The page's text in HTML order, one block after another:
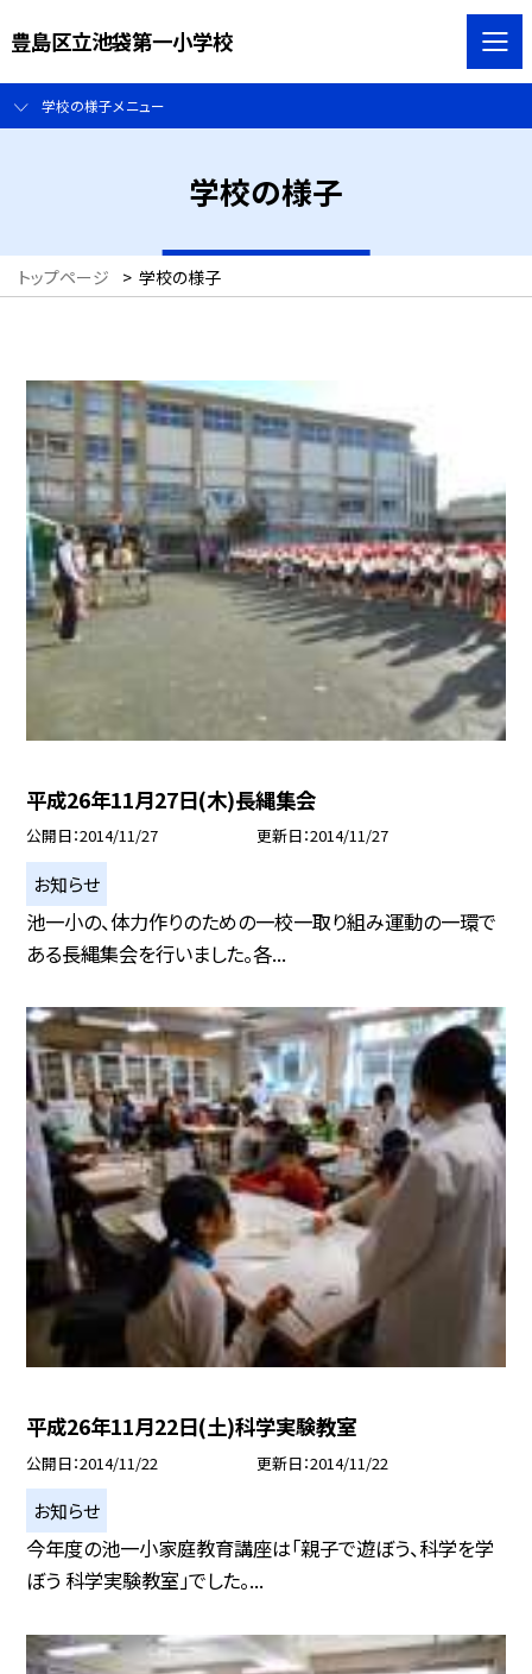
豊島区立池袋第一小学校
学校の様子メニュー
学校の様子
トップページ > 学校の様子
平成26年11月27日(木)長縄集会
公開日 2014/11/27 更新日 2014/11/27
お知らせ
池一小の、体力作りのための一校一取り組み運動の一環で
ある長縄集会を行いました。各...
平成26年11月22日(土)科学実験教室
公開日 2014/11/22 更新日 2014/11/22
お知らせ
今年度の池一小家庭教育講座は「親子で遊ぼう、科学を学
ぼう 科学実験教室」でした。...